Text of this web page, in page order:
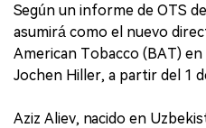
Según un informe de OTS
asumirá como el nuevo
American Tobacco (BAT)
Jochen Hiller, a partir del 1
Aziz Aliev, nacido en